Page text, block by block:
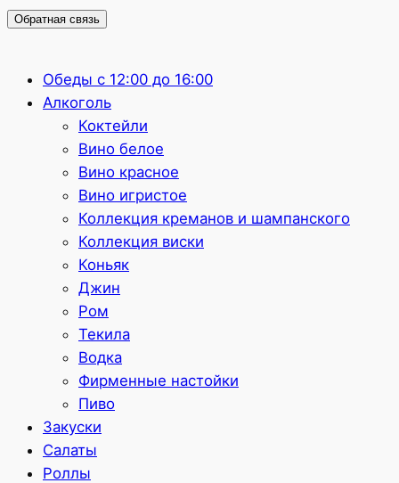
Обратная связь
Обеды с 12:00 до 16:00
Алкоголь
Коктейли
Вино белое
Вино красное
Вино игристое
Коллекция креманов и шампанского
Коллекция виски
Коньяк
Джин
Ром
Текила
Водка
Фирменные настойки
Пиво
Закуски
Салаты
Роллы